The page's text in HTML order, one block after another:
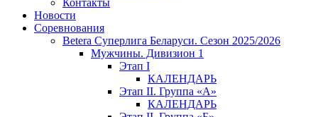
Контакты
Новости
Соревнования
Betera Суперлига Беларуси. Сезон 2025/2026
Мужчины. Дивизион 1
Этап I
КАЛЕНДАРЬ
Этап II. Группа «А»
КАЛЕНДАРЬ